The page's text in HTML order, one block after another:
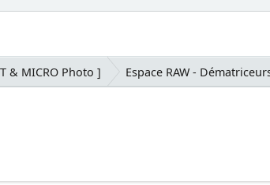
& MICRO Photo ] Espace RAW -